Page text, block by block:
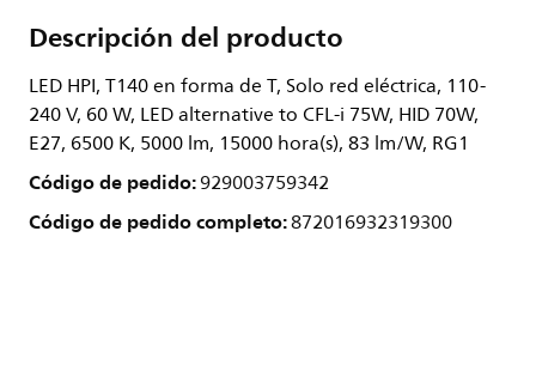
Descripción del producto
LED HPI, T140 en forma de T, Solo red eléctrica, 110-
240 V, 60 W, LED alternative to CFL-i 75W, HID 70W,
E27, 6500 K, 5000 lm, 15000 hora(s), 83 lm/W, RG1
Código de pedido:929003759342
Código de pedido completo:872016932319300